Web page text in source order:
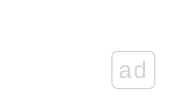
ad